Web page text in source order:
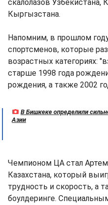
скалолазов Узбекистана,
Кыргызстана.
Напомним, в прошлом
спортсменов, которые
возрастных категориях:
старше 1998 года
рождения, а также 2002
В Бишкеке определили
Азии
Чемпионом ЦА стал
Казахстана, который
трудность и скорость, а
боулдеринге.